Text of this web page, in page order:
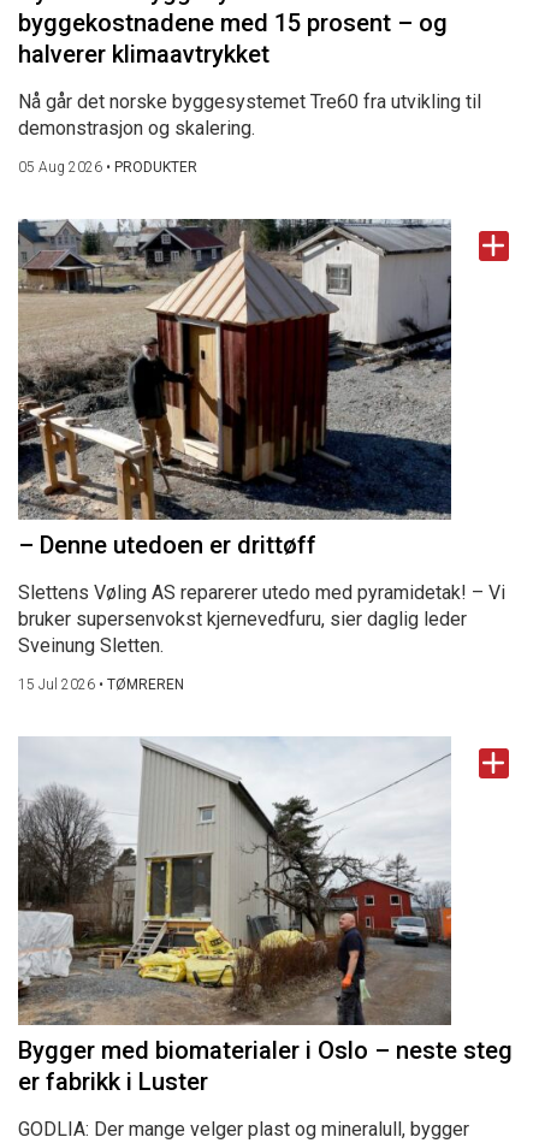
byggekostnadene med 15 prosent – og
halverer klimaavtrykket
Nå går det norske byggesystemet Tre60 fra utvikling til
demonstrasjon og skalering.
05 Aug 2026 • PRODUKTER
– Denne utedoen er drittøff
Slettens Vøling AS reparerer utedo med pyramidetak! – Vi
bruker supersenvokst kjernevedfuru, sier daglig leder
Sveinung Sletten.
15 Jul 2026 • TØMREREN
Bygger med biomaterialer i Oslo – neste steg
er fabrikk i Luster
GODLIA: Der mange velger plast og mineralull, bygger